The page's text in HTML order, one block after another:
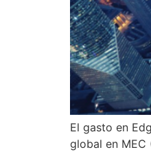
El gasto en
global en